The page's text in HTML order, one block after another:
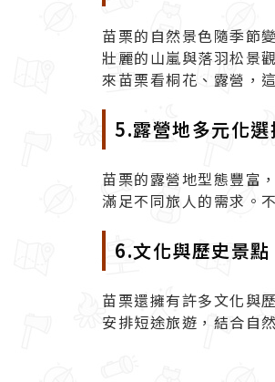
苗栗的自然景色隨季節
壯麗的山嵐與落羽松景
來苗栗看桐花、露營，
5.露營地多元化選
苗栗的露營地型態豐富
滿足不同旅人的需求。
6.文化與歷史景點
苗栗還擁有許多文化與
安排短途旅遊，結合自